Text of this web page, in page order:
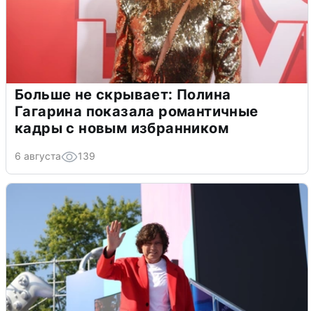
Больше не скрывает: Полина
Гагарина показала романтичные
кадры с новым избранником
6 августа 139